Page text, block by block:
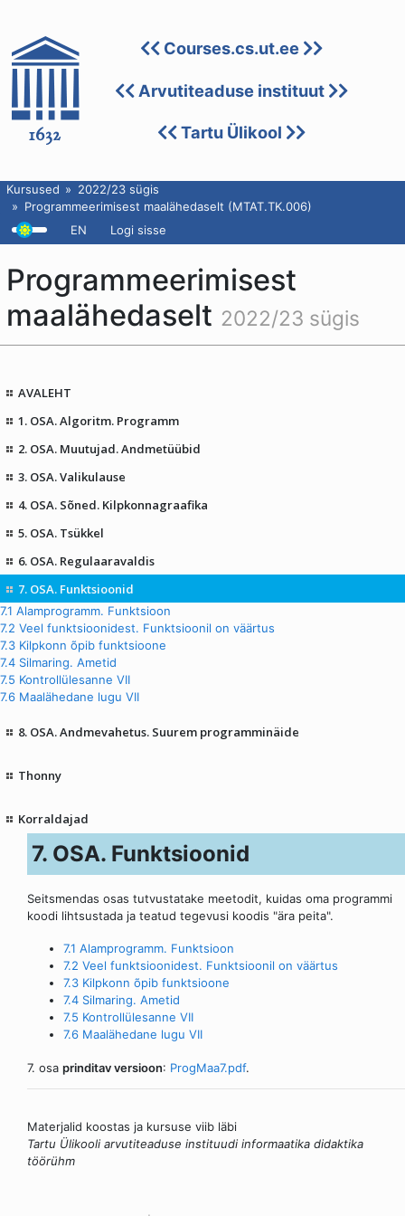
Courses.cs.ut.ee
Arvutiteaduse instituut
Tartu Ülikool
Kursused
2022/23 sügis
Programmeerimisest maalähedaselt (MTAT.TK.006)
EN
Logi sisse
Programmeerimisest
maalähedaselt 2022/23 sügis
AVALEHT
1. OSA. Algoritm. Programm
2. OSA. Muutujad. Andmetüübid
3. OSA. Valikulause
4. OSA. Sõned. Kilpkonnagraafika
5. OSA. Tsükkel
6. OSA. Regulaaravaldis
7. OSA. Funktsioonid
7.1 Alamprogramm. Funktsioon
7.2 Veel funktsioonidest. Funktsioonil on väärtus
7.3 Kilpkonn õpib funktsioone
7.4 Silmaring. Ametid
7.5 Kontrollülesanne VII
7.6 Maalähedane lugu VII
8. OSA. Andmevahetus. Suurem programminäide
Thonny
Korraldajad
7. OSA. Funktsioonid
Seitsmendas osas tutvustatake meetodit, kuidas oma programmi
koodi lihtsustada ja teatud tegevusi koodis "ära peita".
7.1 Alamprogramm. Funktsioon
7.2 Veel funktsioonidest. Funktsioonil on väärtus
7.3 Kilpkonn õpib funktsioone
7.4 Silmaring. Ametid
7.5 Kontrollülesanne VII
7.6 Maalähedane lugu VII
7. osa prinditav versioon: ProgMaa7.pdf.
Materjalid koostas ja kursuse viib läbi
Tartu Ülikooli arvutiteaduse instituudi informaatika didaktika
töörühm